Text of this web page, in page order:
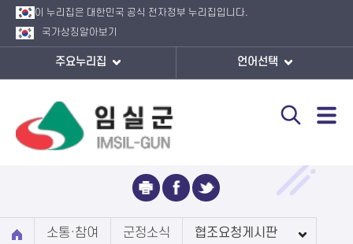
이 누리집은 대한민국 공식 전자정부 누리집입니다.
국가상징 알아보기
주요누리집 언어선택
협조요청게시판
소통·참여 군정소식 협조요청게시판